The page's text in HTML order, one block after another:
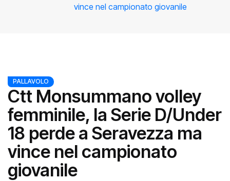
vince nel campionato giovanile
PALLAVOLO
Ctt Monsummano volley
femminile, la Serie D/Under
18 perde a Seravezza ma
vince nel campionato
giovanile